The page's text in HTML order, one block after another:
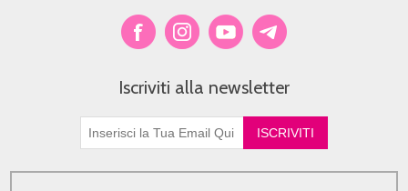
Iscriviti alla newsletter